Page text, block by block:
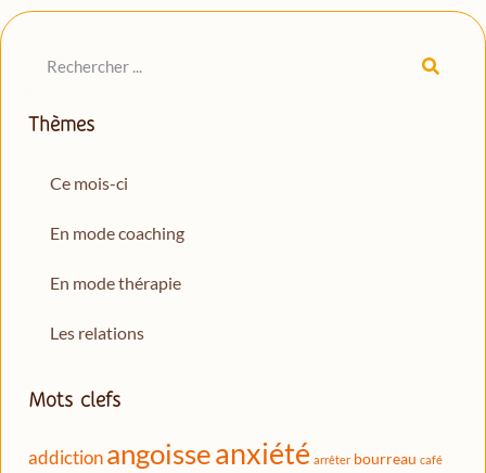
Thèmes
Ce mois-ci
En mode coaching
En mode thérapie
Les relations
Mots clefs
addictionangoisseanxiété arrêter bourreau café